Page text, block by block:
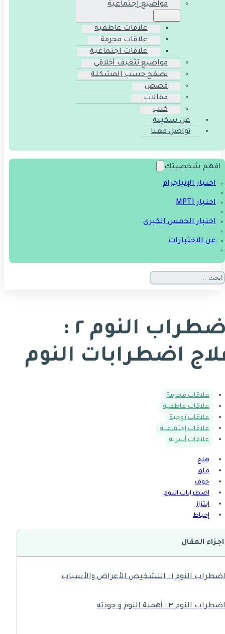
مواضيع إجتماعية
علاقات عاطفية
علاقات محرمة
علاقات اجتماعية
مواضيع تثقيف أخلاقي
تصفح حسب المشكلة
قصص
مقالات
كتب
عن سكينة
تواصل معنا
افهم شخصيتك
اختبار الإنياجرام
اختبار MPTI
اختبار الخمس الكبرى
عن الاختبارات
اضطراب النوم ٢ :
اضطرابات النوم
علاقات محرمة
علاقات عاطفية
علاقات زوجية
علاقات إجتماعية
علاقات أسرية
هلع
قلق
خوف
اضطرابات النوم
ابتزاز
إحباط
اجزاء المقال
النوم ١ : التشخيص الأعراض والأسباب
النوم ٣ : أهمية النوم و جودته